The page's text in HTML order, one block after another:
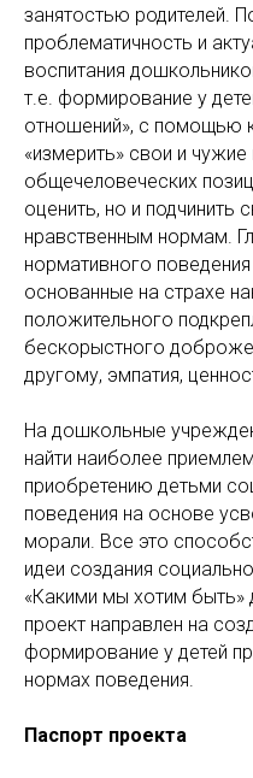
занятостью родителей.
проблематичность и
воспитания
т.е. формирование у
отношений», с помощью
«измерить» свои и чужие
общечеловеческих
оценить, но и подчинить
нравственным нормам.
нормативного
основанные на страхе
положительного
бескорыстного
другому, эмпатия,
На дошкольные
найти наиболее
приобретению детьми
поведения на основе
морали. Все это
идеи создания
«Какими мы хотим быть»
проект направлен на
формирование у детей
нормах поведения.
Паспорт проекта